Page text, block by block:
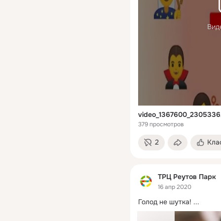
379 просмотров
2
ТРЦ Реутов Парк
16 апр 2020
Голод не шутка! ...